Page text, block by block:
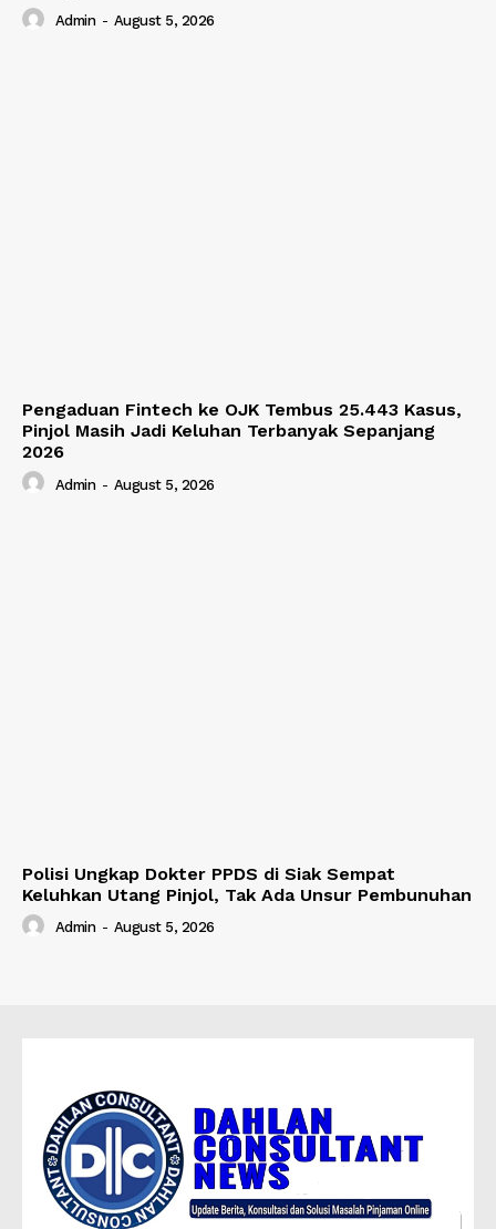
Admin - August 5, 2026
Pengaduan Fintech ke OJK Tembus 25.443 Kasus,
Pinjol Masih Jadi Keluhan Terbanyak Sepanjang
2026
Admin - August 5, 2026
Polisi Ungkap Dokter PPDS di Siak Sempat
Keluhkan Utang Pinjol, Tak Ada Unsur Pembunuhan
Admin - August 5, 2026